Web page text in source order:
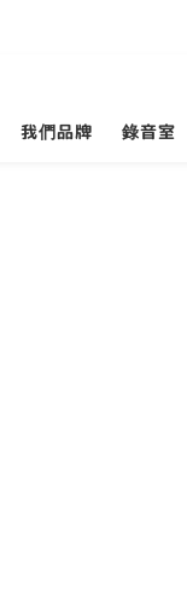
我們品牌 錄音室